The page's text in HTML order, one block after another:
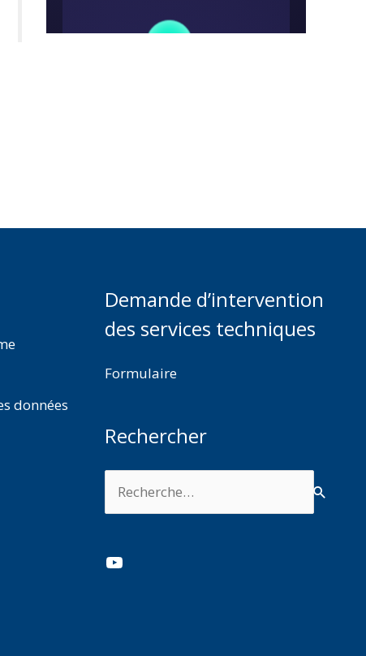
données
Demande d’intervention
des services techniques
Formulaire
Rechercher
YouTube